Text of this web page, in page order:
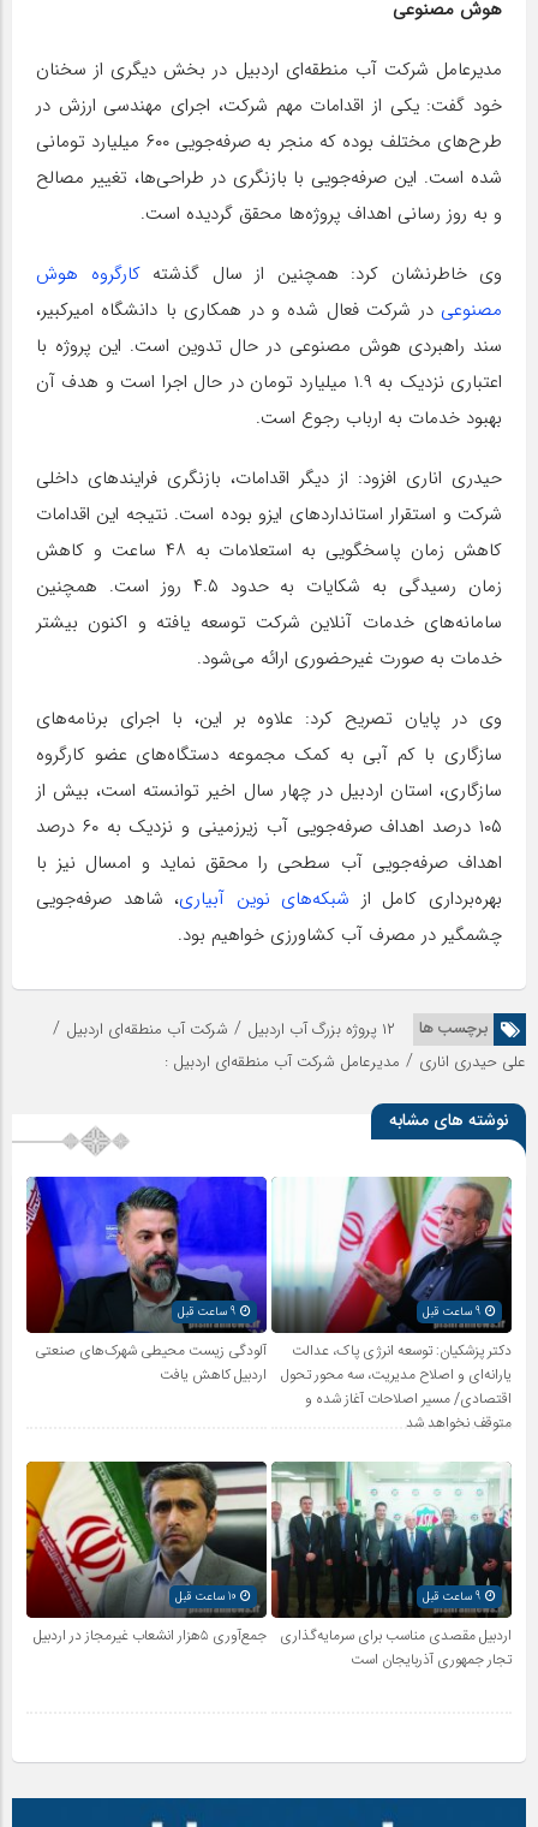
هوش مصنوعی
مدیرعامل شرکت آب منطقه‌ای اردبیل در بخش دیگری از سخنان
خود گفت: یکی از اقدامات مهم شرکت، اجرای مهندسی ارزش در
طرح‌های مختلف بوده که منجر به صرفه‌جویی ۶۰۰ میلیارد تومانی
شده است. این صرفه‌جویی با بازنگری در طراحی‌ها، تغییر مصالح
و به روز رسانی اهداف پروژه‌ها محقق گردیده است.
وی خاطرنشان کرد: همچنین از سال گذشتهکارگروه هوش
مصنوعی در شرکت فعال شده و در همکاری با دانشگاه امیرکبیر،
سند راهبردی هوش مصنوعی در حال تدوین است. این پروژه با
اعتباری نزدیک به ۱.۹ میلیارد تومان در حال اجرا است و هدف آن
بهبود خدمات به ارباب رجوع است.
حیدری اناری افزود: از دیگر اقدامات، بازنگری فرایندهای داخلی
شرکت و استقرار استانداردهای ایزو بوده است. نتیجه این اقدامات
کاهش زمان پاسخگویی به استعلامات به ۴۸ ساعت و کاهش
زمان رسیدگی به شکایات به حدود ۴.۵ روز است. همچنین
سامانه‌های خدمات آنلاین شرکت توسعه یافته و اکنون بیشتر
خدمات به صورت غیرحضوری ارائه می‌شود.
وی در پایان تصریح کرد: علاوه بر این، با اجرای برنامه‌های
سازگاری با کم آبی به کمک مجموعه دستگاه‌های عضو کارگروه
سازگاری، استان اردبیل در چهار سال اخیر توانسته است، بیش از
۱۰۵ درصد اهداف صرفه‌جویی آب زیرزمینی و نزدیک به ۶۰ درصد
اهداف صرفه‌جویی آب سطحی را محقق نماید و امسال نیز با
بهره‌برداری کامل از شبکه‌های نوین آبیاری، شاهد صرفه‌جویی
چشمگیر در مصرف آب کشاورزی خواهیم بود.
برچسب ها ۱۲ پروژه بزرگ آب اردبیل / شرکت آب منطقه‌ای اردبیل /
علی حیدری اناری / مدیرعامل شرکت آب منطقه‌ای اردبیل :
نوشته های مشابه
دکتر پزشکیان: توسعه انرژی پاک، عدالت
یارانه‌ای و اصلاح مدیریت، سه محور تحول
اقتصادی/ مسیر اصلاحات آغاز شده و
متوقف نخواهد شد
آلودگی زیست محیطی شهرک‌های صنعتی
اردبیل کاهش یافت
اردبیل مقصدی مناسب برای سرمایه‌گذاری
تجار جمهوری آذربایجان است
جمع‌آوری ۵هزار انشعاب غیرمجاز در اردبیل